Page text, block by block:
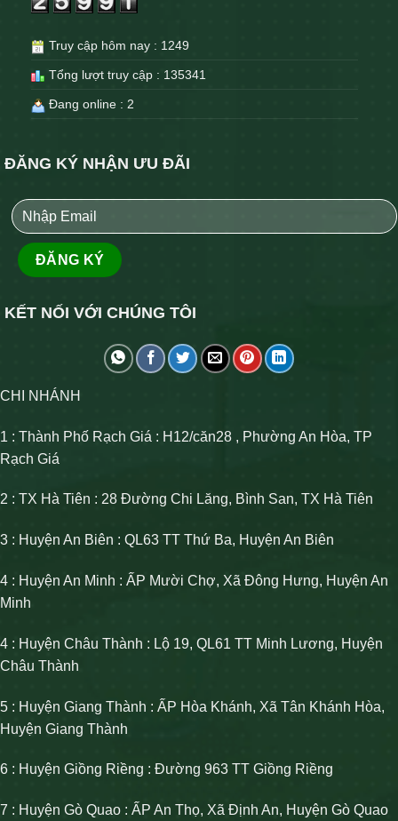
Truy cập hôm nay : 1249
Tổng lượt truy cập : 135341
Đang online : 2
ĐĂNG KÝ NHẬN ƯU ĐÃI
KẾT NỐI VỚI CHÚNG TÔI
CHI NHÁNH
1 : Thành Phố Rạch Giá : H12/căn28 , Phường An Hòa, TP
Rạch Giá
2 : TX Hà Tiên : 28 Đường Chi Lăng, Bình San, TX Hà Tiên
3 : Huyện An Biên : QL63 TT Thứ Ba, Huyện An Biên
4 : Huyện An Minh : ẤP Mười Chợ, Xã Đông Hưng, Huyện An
Minh
4 : Huyện Châu Thành : Lộ 19, QL61 TT Minh Lương, Huyện
Châu Thành
5 : Huyện Giang Thành : ẤP Hòa Khánh, Xã Tân Khánh Hòa,
Huyện Giang Thành
6 : Huyện Giồng Riềng : Đường 963 TT Giồng Riềng
7 : Huyện Gò Quao : ẤP An Thọ, Xã Định An, Huyện Gò Quao